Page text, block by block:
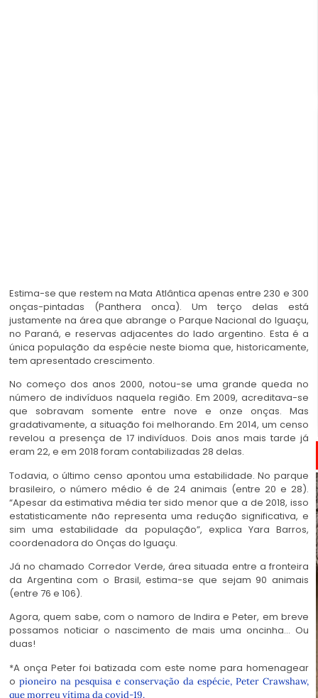
Estima-se que restem na Mata Atlântica apenas entre 230 e 300
onças-pintadas (Panthera onca). Um terço delas está
justamente na área que abrange o Parque Nacional do Iguaçu,
no Paraná, e reservas adjacentes do lado argentino. Esta é a
única população da espécie neste bioma que, historicamente,
tem apresentado crescimento.
No começo dos anos 2000, notou-se uma grande queda no
número de indivíduos naquela região. Em 2009, acreditava-se
que sobravam somente entre nove e onze onças. Mas
gradativamente, a situação foi melhorando. Em 2014, um censo
revelou a presença de 17 indivíduos. Dois anos mais tarde já
eram 22, e em 2018 foram contabilizadas 28 delas.
Todavia, o último censo apontou uma estabilidade. No parque
brasileiro, o número médio é de 24 animais (entre 20 e 28).
“Apesar da estimativa média ter sido menor que a de 2018, isso
estatisticamente não representa uma redução significativa, e
sim uma estabilidade da população”, explica Yara Barros,
coordenadora do Onças do Iguaçu.
Já no chamado Corredor Verde, área situada entre a fronteira
da Argentina com o Brasil, estima-se que sejam 90 animais
(entre 76 e 106).
Agora, quem sabe, com o namoro de Indira e Peter, em breve
possamos noticiar o nascimento de mais uma oncinha… Ou
duas!
*A onça Peter foi batizada com este nome para homenagear
o pioneiro na pesquisa e conservação da espécie, Peter Crawshaw,
que morreu vítima da covid-19.